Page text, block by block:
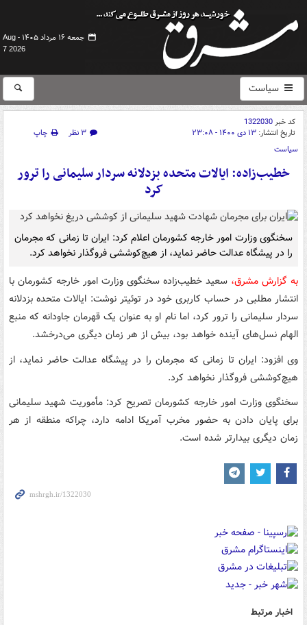
جمعه ۱۶ مرداد ۱۴۰۵ -
Aug
7 2026
سیاست
کد خبر1322030
تاریخ انتشار: ۱۳ دی ۱۴۰۰ - ۲۳:۰۸ ۳ نظر
چاپ
سیاست
خطیب‌زاده: ایالات متحده بزدلانه سردار سلیمانی را ترور
کرد
سخنگوی وزارت امور خارجه کشورمان اعلام کرد: ایران تا زمانی که مجرمان
را در پیشگاه عدالت حاضر نماید، از هیچ‌کوششی فروگذار نخواهد کرد.
به گزارش مشرق، سعید خطیب‌زاده سخنگوی وزارت امور خارجه کشورمان با
انتشار مطلبی در حساب کاربری خود در توئیتر نوشت: ایالات متحده بزدلانه
سردار سلیمانی را ترور کرد، اما نام او به عنوان یک قهرمان جاودانه که منبع
الهام نسل‌های آینده خواهد بود، بیش از هر زمان دیگری می‌درخشد.
وی افزود: ایران تا زمانی که مجرمان را در پیشگاه عدالت حاضر نماید، از
هیچ‌کوششی فروگذار نخواهد کرد.
سخنگوی وزارت امور خارجه کشورمان تصریح کرد: مأموریت شهید سلیمانی
برای پایان دادن به حضور مخرب آمریکا ادامه دارد، چراکه منطقه از هر
زمان دیگری بیدارتر شده است.
اخبار مرتبط